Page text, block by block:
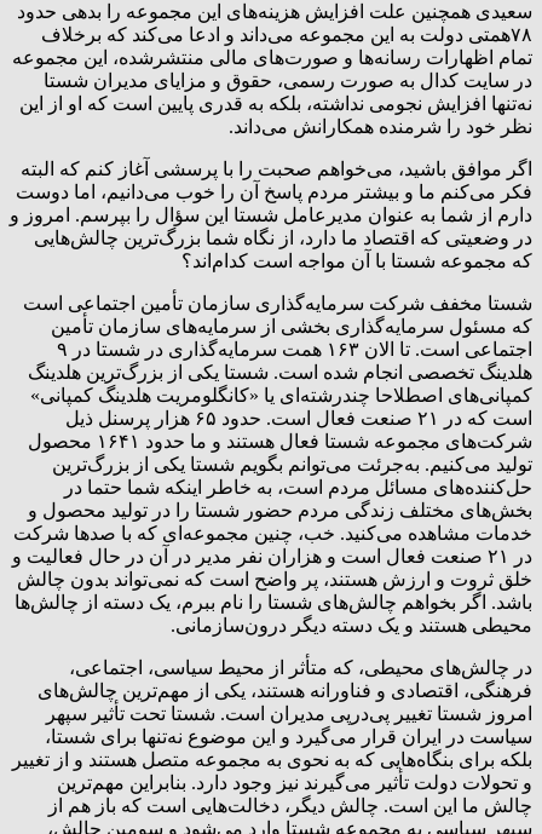
سعیدی همچنین علت افزایش هزینه‌های این مجموعه را بدهی‌ حدود
۷۸همتی دولت به این مجموعه می‌داند و ادعا می‌کند که برخلاف
تمام اظهارات رسانه‌ها و صورت‌های مالی منتشرشده، این مجموعه
در سایت کدال به صورت رسمی، حقوق و مزایای مدیران شستا
نه‌تنها افزایش نجومی نداشته، بلکه به قدری پایین است که او از این
نظر خود را شرمنده همکارانش می‌داند.
‌اگر موافق باشید، می‌خواهم صحبت را با پرسشی آغاز کنم که البته
فکر می‌کنم ما و بیشتر مردم پاسخ آن را خوب می‌دانیم، اما دوست
دارم از شما به عنوان مدیرعامل شستا این سؤال را بپرسم. امروز و
در وضعیتی که اقتصاد ما دارد، از نگاه شما بزرگ‌ترین چالش‌هایی
که مجموعه شستا با آن مواجه است کدام‌اند؟
شستا مخفف شرکت سرمایه‌گذاری سازمان تأمین اجتماعی است
که مسئول سرمایه‌گذاری بخشی از سرمایه‌های سازمان تأمین
اجتماعی است. تا الان ۱۶۳ همت سرمایه‌گذاری در شستا در ۹
هلدینگ تخصصی انجام شده است. شستا یکی از بزرگ‌ترین هلدینگ
کمپانی‌های اصطلاحا چندرشته‌ای یا «کانگلومریت هلدینگ کمپانی»
است که در ۲۱ صنعت فعال است. حدود ۶۵ هزار پرسنل ذیل
شرکت‌های مجموعه شستا فعال هستند و ما حدود ۱۶۴۱ محصول
تولید می‌کنیم. به‌جرئت می‌توانم بگویم شستا یکی از بزرگ‌ترین
حل‌کننده‌های مسائل مردم است، به‌ خاطر اینکه شما حتما در
بخش‌های مختلف زندگی مردم حضور شستا را در تولید محصول و
خدمات مشاهده می‌کنید. خب، چنین مجموعه‌ای که با صدها شرکت
در ۲۱ صنعت فعال است و هزاران نفر مدیر در آن در حال فعالیت و
خلق ثروت و ارزش هستند، پر واضح است که نمی‌تواند بدون چالش
باشد. اگر بخواهم چالش‌های شستا را نام ببرم، یک دسته از چالش‌ها
محیطی هستند و یک دسته دیگر درون‌سازمانی.
در چالش‌های محیطی، که متأثر از محیط سیاسی، اجتماعی،
فرهنگی، اقتصادی و فناورانه هستند، یکی از مهم‌ترین چالش‌های
امروز شستا تغییر پی‌درپی مدیران است. شستا تحت تأثیر سپهر
سیاست در ایران قرار می‌گیرد و این موضوع نه‌تنها برای شستا،
بلکه برای بنگاه‌هایی که به نحوی به مجموعه متصل هستند و از تغییر
و تحولات دولت تأثیر می‌گیرند نیز وجود دارد. بنابراین مهم‌ترین
چالش ما این است. چالش دیگر، دخالت‌هایی است که باز هم از
سپهر سیاسی به مجموعه شستا وارد می‌شود و سومین چالش،